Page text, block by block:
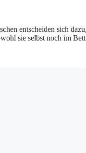
entscheiden sich
sie selbst noch im